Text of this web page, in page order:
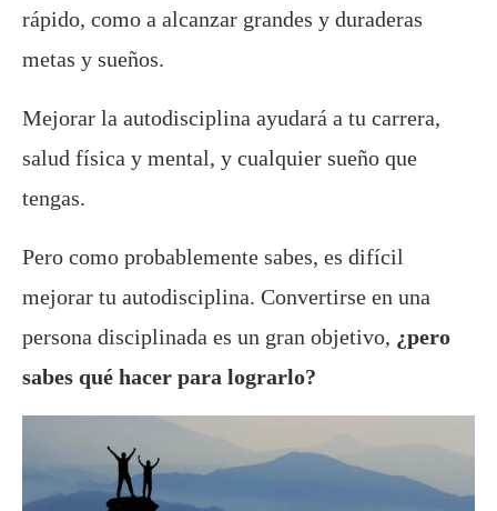
rápido, como a alcanzar grandes y duraderas
metas y sueños.
Mejorar la autodisciplina ayudará a tu carrera,
salud física y mental, y cualquier sueño que
tengas.
Pero como probablemente sabes, es difícil
mejorar tu autodisciplina. Convertirse en una
persona disciplinada es un gran objetivo, ¿pero
sabes qué hacer para lograrlo?